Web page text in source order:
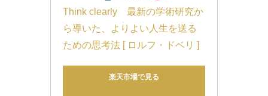
Think clearly　最新の学術研究か
ら導いた、よりよい人生を送る
ための思考法 [ ロルフ・ドベリ ]
楽天市場で見る